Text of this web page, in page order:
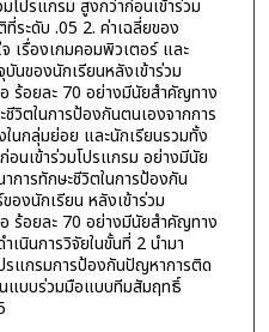
โปรแกรม สูงกว่าก่อนเข้าร่วม
ระดับ .05 2. ค่าเฉลี่ยของ
เรื่องเกมคอมพิวเตอร์ และ
นของนักเรียนหลังเข้าร่วม
ร้อยละ 70 อย่างมีนัยสำคัญทาง
ตในการป้องกันตนเองจากการ
นกลุ่มย่อย และนักเรียนรวมทั้ง
นเข้าร่วมโปรแกรม อย่างมีนัย
ารทักษะชีวิตในการป้องกัน
องนักเรียน หลังเข้าร่วม
ร้อยละ 70 อย่างมีนัยสำคัญทาง
เนินการวิจัยในขั้นที่ 2 นำมา
รแกรมการป้องกันปัญหาการติด
นแบบร่วมมือแบบทีมสัมฤทธิ์